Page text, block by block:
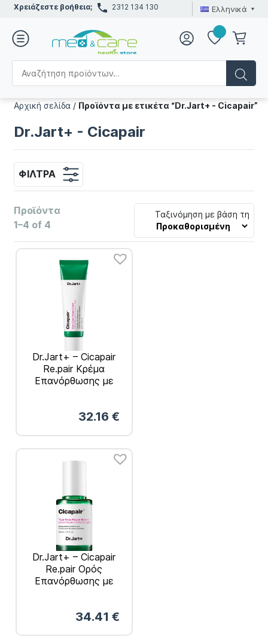
Χρειάζεστε βοήθεια; 2312 134 130 Ελληνικά
Αρχική σελίδα / Προϊόντα με ετικέτα “Dr.Jart+ - Cicapair”
Dr.Jart+ - Cicapair
ΦΊΛΤΡΑ
Προϊόντα
1–4 of 4
Ταξινόμηση με βάση τη
Dr.Jart+ – Cicapair
Re.pair Κρέμα
Επανόρθωσης με
32.16 €
Dr.Jart+ – Cicapair
Re.pair Ορός
Επανόρθωσης με
34.41 €